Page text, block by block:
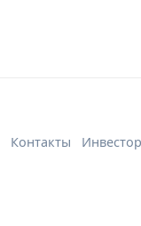
Контакты